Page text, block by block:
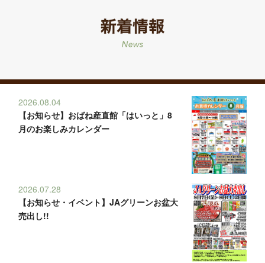
2026.08.04
【お知らせ】おばね産直館「はいっと」8
月のお楽しみカレンダー
2026.07.28
【お知らせ・イベント】JAグリーンお盆大
売出し!!